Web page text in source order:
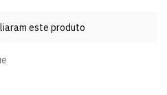
este produto